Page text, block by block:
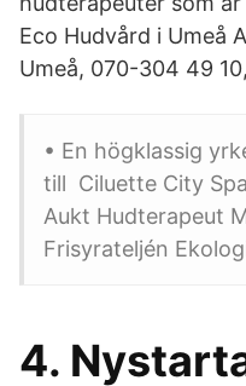
Eco Hudvård i Umeå
Umeå, 070-304 49
• En högklassig
till Ciluette City
Aukt Hudterapeut
Frisyrateljén
4.